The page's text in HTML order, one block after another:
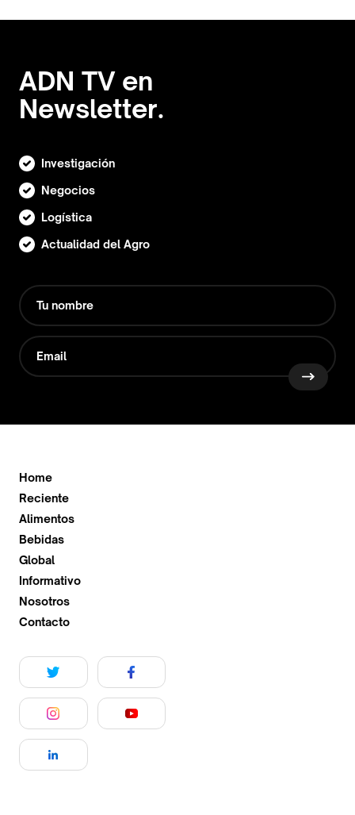
ADN TV en
Newsletter.
Investigación
Negocios
Logística
Actualidad del Agro
Home
Reciente
Alimentos
Bebidas
Global
Informativo
Nosotros
Contacto